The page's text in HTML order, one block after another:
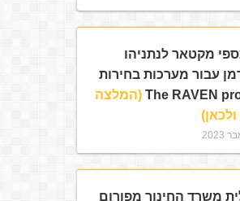
מקטאר לנתניהו
עבור מערכות בחירות
(המלצה
משרד החינוך מפורום